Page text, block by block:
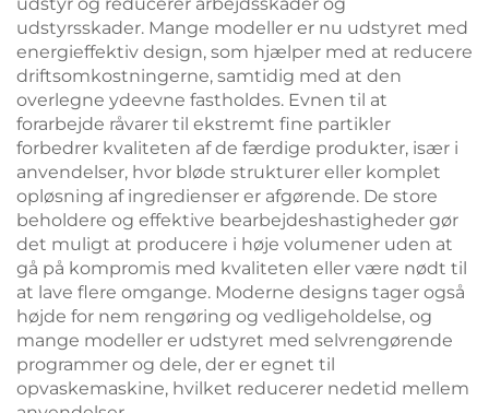
udstyrsskader. Mange modeller er nu udstyret med
energieffektiv design, som hjælper med at reducere
driftsomkostningerne, samtidig med at den
overlegne ydeevne fastholdes. Evnen til at
forarbejde råvarer til ekstremt fine partikler
forbedrer kvaliteten af de færdige produkter, især i
anvendelser, hvor bløde strukturer eller komplet
opløsning af ingredienser er afgørende. De store
beholdere og effektive bearbejdeshastigheder gør
det muligt at producere i høje volumener uden at
gå på kompromis med kvaliteten eller være nødt til
at lave flere omgange. Moderne designs tager også
højde for nem rengøring og vedligeholdelse, og
mange modeller er udstyret med selvrengørende
programmer og dele, der er egnet til
opvaskemaskine, hvilket reducerer nedetid mellem